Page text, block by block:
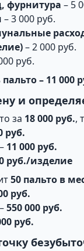
фурнитура – 5
– 3 000 руб.
– 2 000 руб.
руб.
– 11 000
и
за 18 000 руб.,
руб.
11 000 руб.
руб./изделие
50 пальто в
руб.
550 000 руб.
руб.